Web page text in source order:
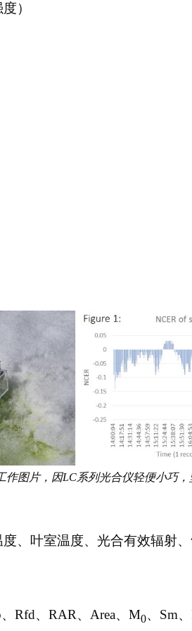
）
图片，因LC系列光合仪轻便小巧
、叶室温度、光合有效辐射
Rfd、RAR、Area、M0、Sm